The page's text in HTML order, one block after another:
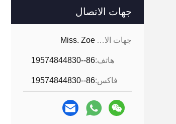
جهات الاتصال
جهات الاتصال: Miss. Zoe
هاتف:86--19574844830
فاكس:86--19574844830